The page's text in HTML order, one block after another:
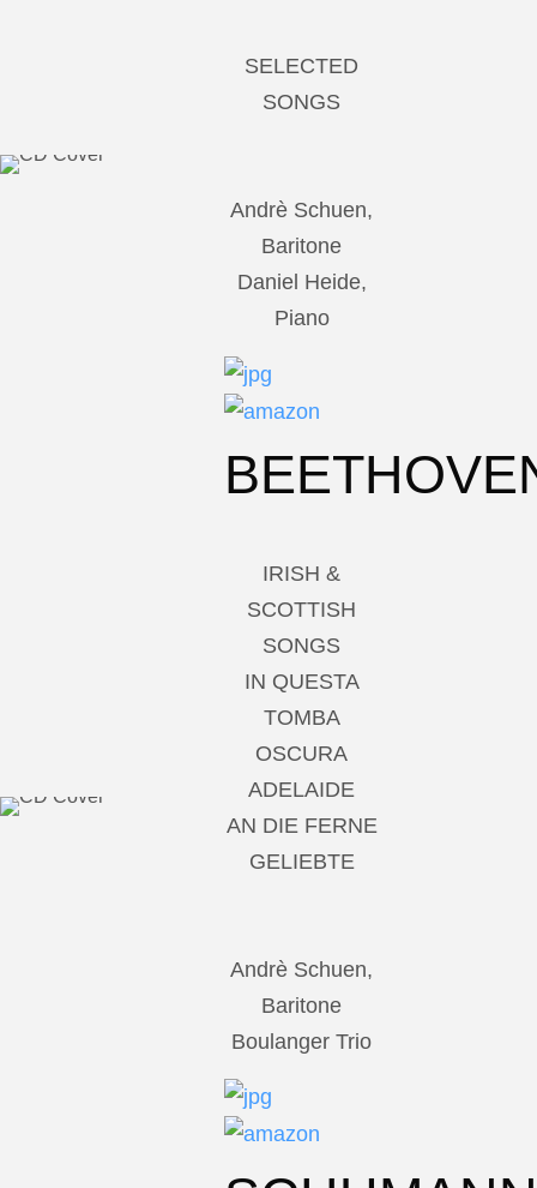
SELECTED
SONGS
Andrè Schuen,
Baritone
Daniel Heide,
Piano
IRISH &
SCOTTISH
SONGS
IN QUESTA
TOMBA
OSCURA
ADELAIDE
AN DIE FERNE
GELIEBTE
Andrè Schuen,
Baritone
Boulanger Trio